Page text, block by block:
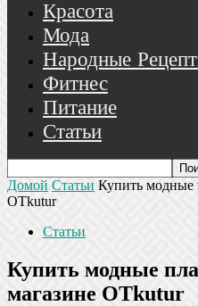
Красота
Мода
Народные
Фитнес
Питание
Статьи
Домой Статьи Купить модные
OTkutur
Статьи
Купить модные
магазине OTkutur